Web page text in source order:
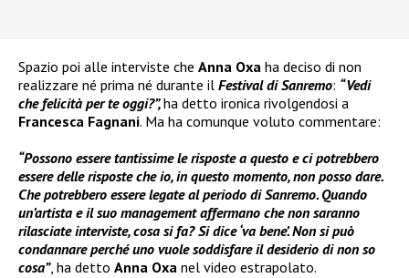
Spazio poi alle interviste che Anna Oxa ha deciso di non
realizzare né prima né durante il Festival di Sanremo: “Vedi
che felicità per te oggi?”,ha detto ironica rivolgendosi a
Francesca Fagnani. Ma ha comunque voluto commentare:
“Possono essere tantissime le risposte a questo e ci potrebbero
essere delle risposte che io, in questo momento, non posso dare.
Che potrebbero essere legate al periodo di Sanremo. Quando
un’artista e il suo management affermano che non saranno
rilasciate interviste, cosa si fa? Si dice ‘va bene’. Non si può
condannare perché uno vuole soddisfare il desiderio di non so
cosa”, ha detto Anna Oxa nel video estrapolato.